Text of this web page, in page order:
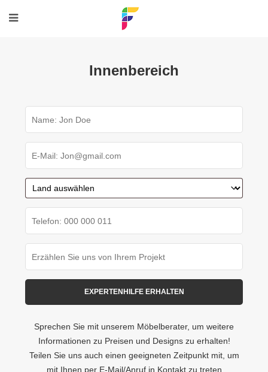
Innenbereich
Sprechen Sie mit unserem Möbelberater, um weitere
Informationen zu Preisen und Designs zu erhalten!
Teilen Sie uns auch einen geeigneten Zeitpunkt mit, um
mit Ihnen per E-Mail/Anruf in Kontakt zu treten